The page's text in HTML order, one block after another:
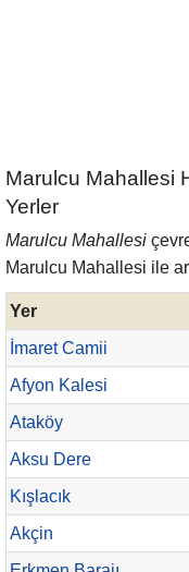
Marulcu Mahallesi
Yerler
Marulcu Mahallesi
Marulcu Mahallesi ile
Yer
İmaret Camii
Afyon Kalesi
Ataköy
Aksu Dere
Kışlacık
Akçin